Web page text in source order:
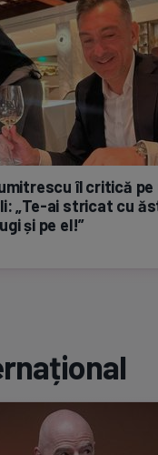
îl critică pe
„Te-ai stricat cu
și pe el!”